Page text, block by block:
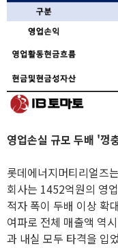
영업손실 규모 두배 '껑
롯데에너지머티리얼즈
회사는 1452억원의 영
적자 폭이 두배 이상 확
여파로 전체 매출액 역
과 내실 모두 타격을 입